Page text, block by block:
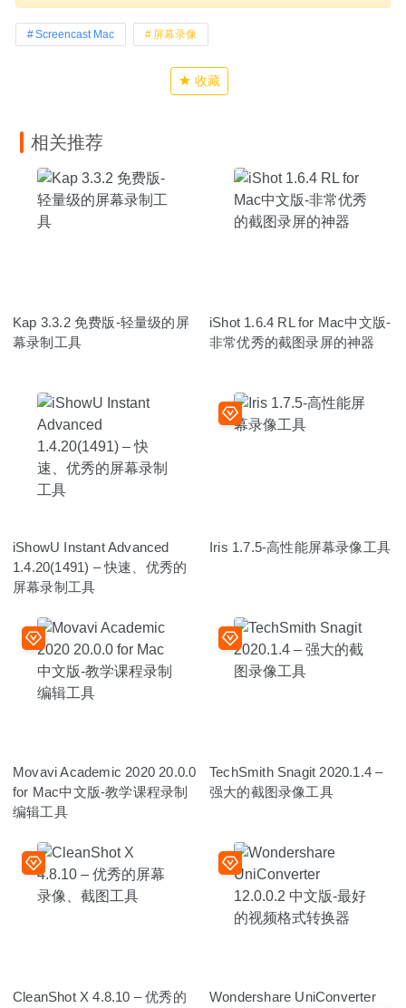
Screencast Mac 屏幕录像
收藏
相关推荐
Kap 3.3.2 免费版-轻量级的屏
幕录制工具
iShot 1.6.4 RL for Mac中文版-
非常优秀的截图录屏的神器
iShowU Instant Advanced
1.4.20(1491) – 快速、优秀的
屏幕录制工具
Iris 1.7.5-高性能屏幕录像工具
Movavi Academic 2020 20.0.0
for Mac中文版-教学课程录制
编辑工具
TechSmith Snagit 2020.1.4 –
强大的截图录像工具
CleanShot X 4.8.10 – 优秀的 Wondershare UniConverter